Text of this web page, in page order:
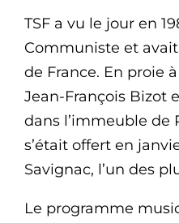
TSF a vu le jour en
Communiste et
de France. En proie
Jean-François Bizot
dans l’immeuble de
s’était offert en
Savignac, l’un des
Le programme